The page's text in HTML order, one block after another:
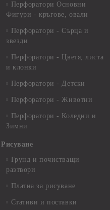
Перфоратори Основни
Фигури - кръгове, овали
Перфоратори - Сърца и
звезди
Перфоратори - Цветя, листа
и клонки
Перфоратори - Детски
Перфоратори - Животни
Перфоратори - Коледни и
Зимни
Рисуване
Грунд и почистващи
разтвори
Платна за рисуване
Стативи и поставки